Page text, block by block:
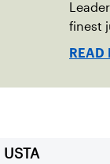
finest
READ